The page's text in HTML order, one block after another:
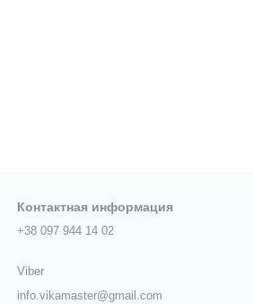
Контактная информация
+38 097 944 14 02
Viber
info.vikamaster@gmail.com